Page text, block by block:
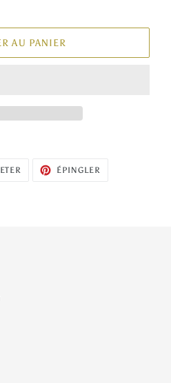
AU PANIER
TWEETERÉPINGLER